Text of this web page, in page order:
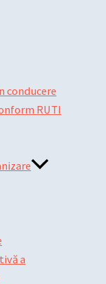
conducere
RUTI
a